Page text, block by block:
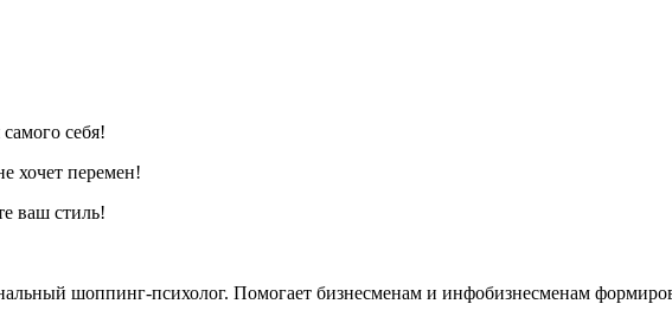
себя!
хочет перемен!
ваш стиль!
шоппинг-психолог. Помогает бизнесменам и инфобизнесменам